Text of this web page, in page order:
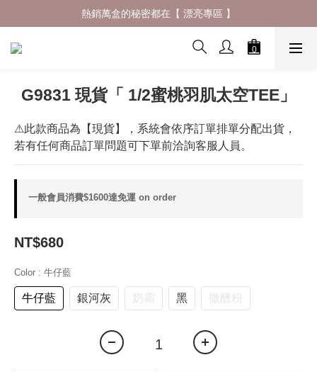
什麼材質穿了會一直想回購 ? 夏日防曬體驗再升級✨
熱銷萬盒的秘密都在【 漂亮專區 】
什麼材質穿了會一直想回購 ? 夏日防曬體驗再升級✨
G9831 現貨「 1/2蜜桃羽肌太空TEE」
⚠此款商品為【現貨】，系統會依序訂單排單分配出貨，
若有任何商品訂單問題可下單前洽詢客服人員。
一般會員消費$1600達免運 on order
NT$680
Color : 牛仔藍
牛仔藍 銀河灰 奶霜 黑 微醺粉